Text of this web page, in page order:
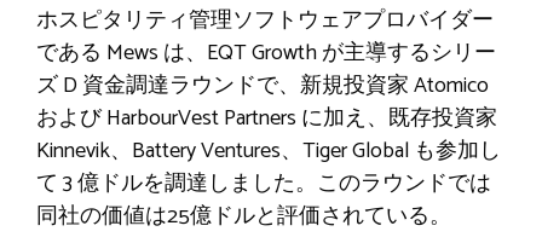
ホスピタリティ管理ソフトウェアプロバイダー
である Mews は、EQT Growth が主導するシリー
ズ D 資金調達ラウンドで、新規投資家 Atomico
および HarbourVest Partners に加え、既存投資家
Kinnevik、Battery Ventures、Tiger Global も参加し
て 3 億ドルを調達しました。このラウンドでは
同社の価値は25億ドルと評価されている。